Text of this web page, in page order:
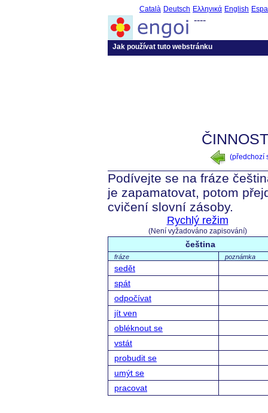
Català Deutsch Ελληνικά English
----
Jak používat tuto webstránku
(předchozí
Podívejte se na fráze
je zapamatovat, potom
cvičení slovní zásoby.
Rychlý režim
(Není vyžadováno zapisování)
čeština
fráze poznámka
sedět
spát
odpočívat
jít ven
obléknout se
vstát
probudit se
umýt se
pracovat